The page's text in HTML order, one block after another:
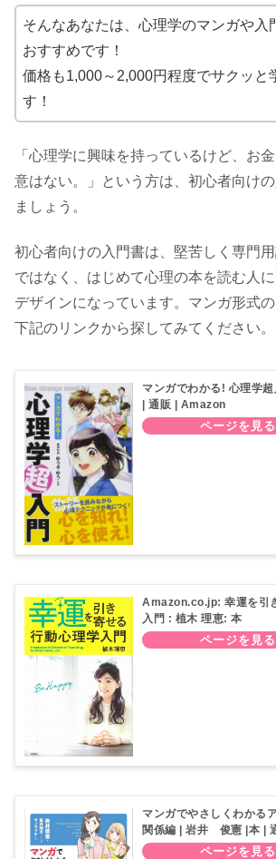
そんなあなたは、心理学のマンガや入
おすすめです！
価格も1,000～2,000円程度でサクッと
す！
「心理学に興味を持っているけど、お
意はない。」という方は、初心者向け
ましょう。
初心者向けの入門書は、堅苦しく専門
ではなく、はじめて心理の本を読む人
デザインになっています。マンガ形式の
下記のリンクから探してみてください。
マンガでわかる! 心理学
| 通販 | Amazon
Amazon.co.jp: 幸運を引
入門 : 植木 理恵: 本
マンガでやさしくわかる
関係編 | 岩井 俊憲 |本 |